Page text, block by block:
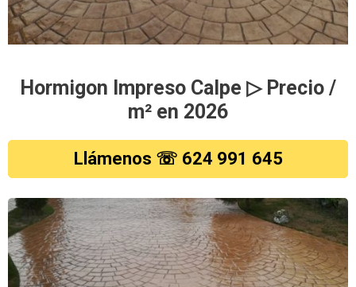
Hormigon Impreso Calpe ▷ Precio /
m² en 2026
Llámenos ☏ 624 991 645